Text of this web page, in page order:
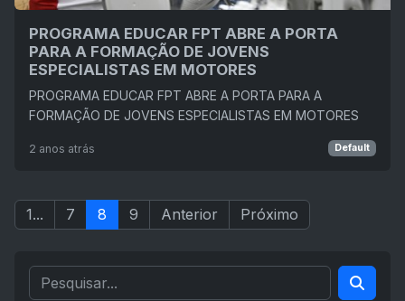
PROGRAMA EDUCAR FPT ABRE A PORTA
PARA A FORMAÇÃO DE JOVENS
ESPECIALISTAS EM MOTORES
PROGRAMA EDUCAR FPT ABRE A PORTA PARA A
FORMAÇÃO DE JOVENS ESPECIALISTAS EM MOTORES
2 anos atrás Default
1... 7 8 9 Anterior Próximo